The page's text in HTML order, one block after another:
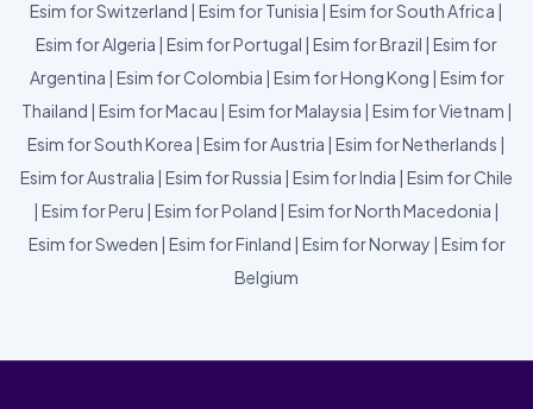
Esim for Switzerland | Esim for Tunisia | Esim for South Africa |
Esim for Algeria | Esim for Portugal | Esim for Brazil | Esim for
Argentina | Esim for Colombia | Esim for Hong Kong | Esim for
Thailand | Esim for Macau | Esim for Malaysia | Esim for Vietnam |
Esim for South Korea | Esim for Austria | Esim for Netherlands |
Esim for Australia | Esim for Russia | Esim for India | Esim for Chile
| Esim for Peru | Esim for Poland | Esim for North Macedonia |
Esim for Sweden | Esim for Finland | Esim for Norway | Esim for
Belgium